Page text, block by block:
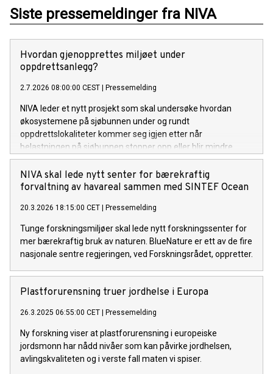
Siste pressemeldinger fra NIVA
Hvordan gjenopprettes miljøet under
oppdrettsanlegg?
2.7.2026 08:00:00 CEST | Pressemelding
NIVA leder et nytt prosjekt som skal undersøke hvordan
økosystemene på sjøbunnen under og rundt
oppdrettslokaliteter kommer seg igjen etter når
belastningen på sjøbunnen stopper opp eller blir mindre.
NIVA skal lede nytt senter for bærekraftig
forvaltning av havareal sammen med SINTEF Ocean
20.3.2026 18:15:00 CET | Pressemelding
Tunge forskningsmiljøer skal lede nytt forskningssenter for
mer bærekraftig bruk av naturen. BlueNature er ett av de fire
nasjonale sentre regjeringen, ved Forskningsrådet, oppretter.
Plastforurensning truer jordhelse i Europa
26.3.2025 06:55:00 CET | Pressemelding
Ny forskning viser at plastforurensning i europeiske
jordsmonn har nådd nivåer som kan påvirke jordhelsen,
avlingskvaliteten og i verste fall maten vi spiser.